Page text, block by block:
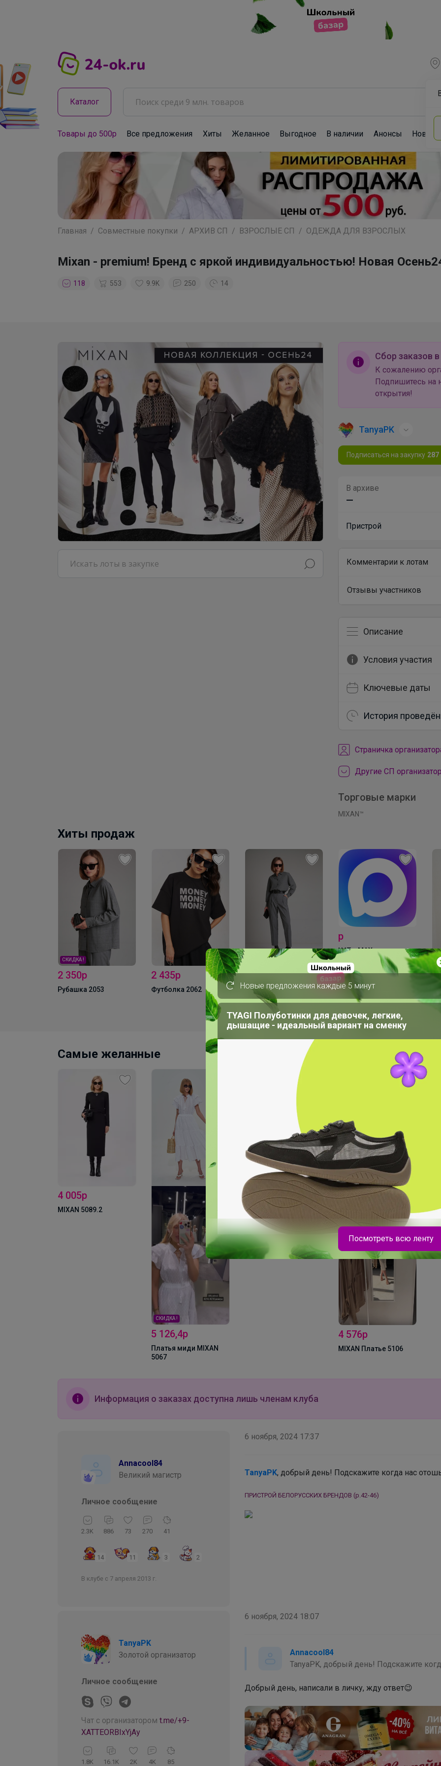
Каталог
Товары до 500р Все предложения Хиты Желанное Выгодное В наличии Анонсы Новости
Главная Совместные покупки АРХИВ СП ВЗРОСЛЫЕ СП ОДЕЖДА ДЛЯ ВЗРОСЛЫХ
Mixan - premium! Бренд с яркой индивидуальностью! Новая
118 553 9.9K 250 14
Сбор заказов
К сожалению
Подпишитесь на
открытия!
TanyaPK
Подписаться на закупку 287
В архиве
—
Пристрой
Комментарии к лотам
Отзывы участников
Описание
Условия участия
Ключевые даты
История
Cтраничка
Другие СП
Торговые марки
MIXAN™
Хиты продаж
СКИДКА !
2 350р
Рубашка 2053
2 435р
Футболка 2062
СКИДКА !
2 550р
Брюки 3041
р
ЧАТ в MAX
2
Самые желанные
4 005р
MIXAN 5089.2
СКИДКА !
5 126,4р
Платья миди MIXAN
5067
СКИДКА !
2 580р
Женские брючные
костюмы (костюмы с
брюками) MIXAN 4046
4 576р
MIXAN Платье 5106
Информация о заказах доступна лишь членам клуба
Annacool84
Великий магистр
Личное сообщение
2.3K 886 73 270 41
14 11 3 2
В клубе с 7 апреля 2013 г.
6 ноября, 2024 17:37
TanyaPK, добрый день! Подскажите когда нас
ПРИСТРОЙ БЕЛОРУССКИХ БРЕНДОВ (р.42-46)
TanyaPK
Золотой организатор
Личное сообщение
Чат с организатором t.me/+9-
XATTEORBIxYjAy
1.8K 16.1K 2K 4K 85
6 ноября, 2024 18:07
Annacool84
TanyaPK, добрый день! Подскажите
Добрый день, написали в личку, жду ответ😉
Новые предложения каждые 5 минут
TYAGI Полуботинки для девочек, легкие,
дышащие - идеальный вариант на сменку
Посмотреть всю ленту